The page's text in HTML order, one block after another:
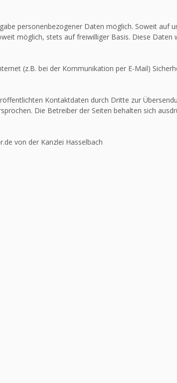
personenbezogener Daten möglich. Soweit auf
möglich, stets auf freiwilliger Basis. Diese
(z.B. bei der Kommunikation per E-Mail)
Kontaktdaten durch Dritte zur
Die Betreiber der Seiten behalten sich
von der Kanzlei Hasselbach